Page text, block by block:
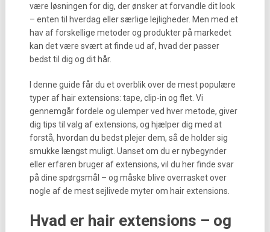
være løsningen for dig, der ønsker at forvandle dit look
– enten til hverdag eller særlige lejligheder. Men med et
hav af forskellige metoder og produkter på markedet
kan det være svært at finde ud af, hvad der passer
bedst til dig og dit hår.
I denne guide får du et overblik over de mest populære
typer af hair extensions: tape, clip-in og flet. Vi
gennemgår fordele og ulemper ved hver metode, giver
dig tips til valg af extensions, og hjælper dig med at
forstå, hvordan du bedst plejer dem, så de holder sig
smukke længst muligt. Uanset om du er nybegynder
eller erfaren bruger af extensions, vil du her finde svar
på dine spørgsmål – og måske blive overrasket over
nogle af de mest sejlivede myter om hair extensions.
Hvad er hair extensions – og